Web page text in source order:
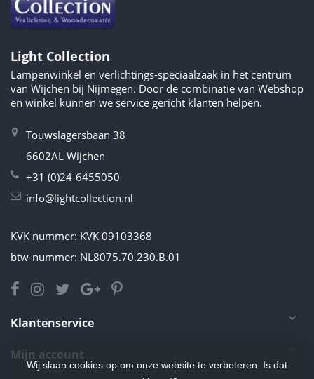
Light Collection
Lampenwinkel en verlichtings-speciaalzaak in het centrum
van Wijchen bij Nijmegen. Door de combinatie van Webshop
en winkel kunnen we service gericht klanten helpen.
Touwslagersbaan 38
6602AL Wijchen
+31 (0)24-6455050
info@lightcollection.nl
KVK nummer: KVK 09103368
btw-nummer: NL8075.70.230.B.01
Klantenservice
Mijn account
Wij slaan cookies op om onze website te verbeteren. Is dat